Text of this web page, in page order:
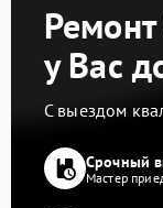
у Вас
С выездом
Срочный
Мастер